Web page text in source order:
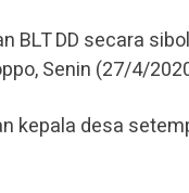
BLT DD secara
Senin (27/4/
kepala desa